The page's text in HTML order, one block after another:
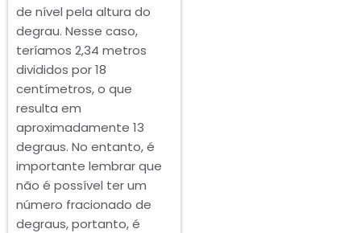
de nível pela altura do
degrau. Nesse caso,
teríamos 2,34 metros
divididos por 18
centímetros, o que
resulta em
aproximadamente 13
degraus. No entanto, é
importante lembrar que
não é possível ter um
número fracionado de
degraus, portanto, é